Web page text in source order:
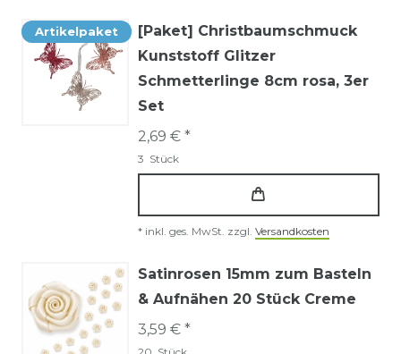
Artikelpaket
[Paket] Christbaumschmuck
Kunststoff Glitzer
Schmetterlinge 8cm rosa, 3er
Set
2,69 € *
3 Stück
* inkl. ges. MwSt. zzgl. Versandkosten
Satinrosen 15mm zum Basteln
& Aufnähen 20 Stück Creme
3,59 € *